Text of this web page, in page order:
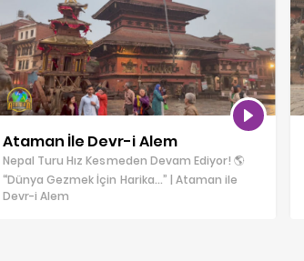
Ataman İle Devr-i Alem
Nepal Turu Hız Kesmeden Devam Ediyor! 🌎
“Dünya Gezmek İçin Harika…” | Ataman ile
Devr-i Alem